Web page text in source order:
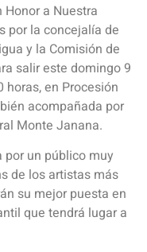
a Nuestra
por la concejalía de
y la Comisión de
salir este domingo 9
en Procesión
acompañada por
Monte Janana.
por un público muy
de los artistas más
su mejor puesta en
que tendrá lugar a